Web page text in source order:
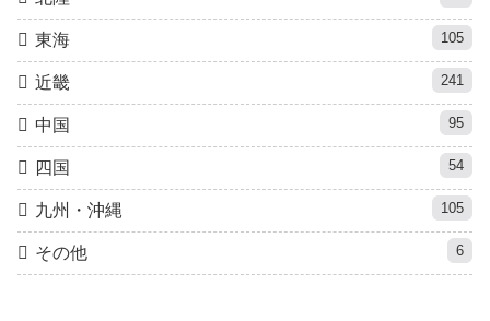
東海 105
近畿 241
中国 95
四国 54
九州・沖縄 105
その他 6